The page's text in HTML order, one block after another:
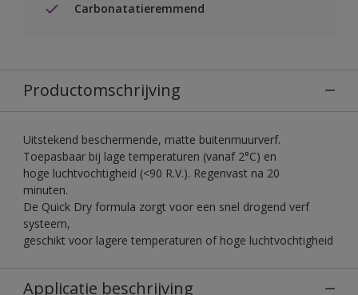
Carbonatatieremmend
Productomschrijving
Uitstekend beschermende, matte buitenmuurverf.
Toepasbaar bij lage temperaturen (vanaf 2°C) en
hoge luchtvochtigheid (<90 R.V.). Regenvast na 20
minuten.
De Quick Dry formula zorgt voor een snel drogend verf
systeem,
geschikt voor lagere temperaturen of hoge luchtvochtigheid
Applicatie beschrijving